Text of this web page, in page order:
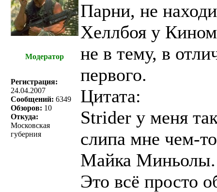
Модератор
Регистрация:
24.04.2007
Сообщений: 6349
Обзоров: 10
Откуда:
Московская
губерния
Парни, не
Хеллбоя у
не в тему, в
первого.
Цитата:
Strider у меня
слипа мне чем-
Майка Миньолы.
Это всё просто